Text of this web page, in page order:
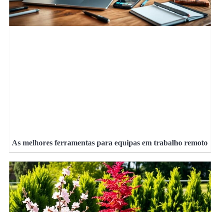
As melhores ferramentas para equipas em trabalho remoto